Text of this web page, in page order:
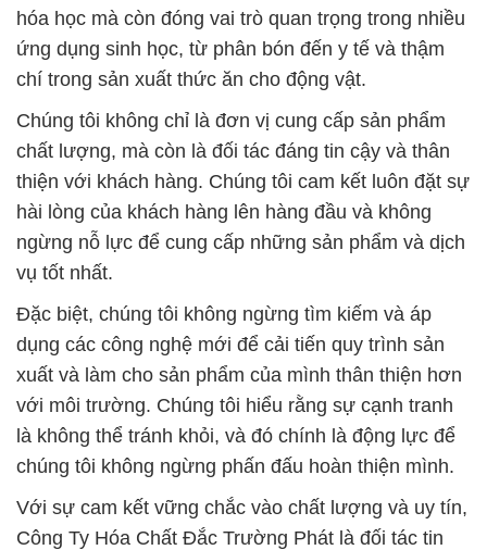
hóa học mà còn đóng vai trò quan trọng trong nhiều
ứng dụng sinh học, từ phân bón đến y tế và thậm
chí trong sản xuất thức ăn cho động vật.
Chúng tôi không chỉ là đơn vị cung cấp sản phẩm
chất lượng, mà còn là đối tác đáng tin cậy và thân
thiện với khách hàng. Chúng tôi cam kết luôn đặt sự
hài lòng của khách hàng lên hàng đầu và không
ngừng nỗ lực để cung cấp những sản phẩm và dịch
vụ tốt nhất.
Đặc biệt, chúng tôi không ngừng tìm kiếm và áp
dụng các công nghệ mới để cải tiến quy trình sản
xuất và làm cho sản phẩm của mình thân thiện hơn
với môi trường. Chúng tôi hiểu rằng sự cạnh tranh
là không thể tránh khỏi, và đó chính là động lực để
chúng tôi không ngừng phấn đấu hoàn thiện mình.
Với sự cam kết vững chắc vào chất lượng và uy tín,
Công Ty Hóa Chất Đắc Trường Phát là đối tác tin